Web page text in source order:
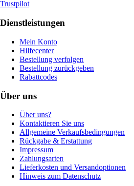
Trustpilot
Dienstleistungen
Mein Konto
Hilfecenter
Bestellung verfolgen
Bestellung zurückgeben
Rabattcodes
Über uns
Über uns?
Kontaktieren Sie uns
Allgemeine Verkaufsbedingungen
Rückgabe & Erstattung
Impressum
Zahlungsarten
Lieferkosten und Versandoptionen
Hinweis zum Datenschutz